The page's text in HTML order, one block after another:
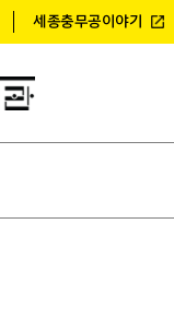
세종충무공이야기